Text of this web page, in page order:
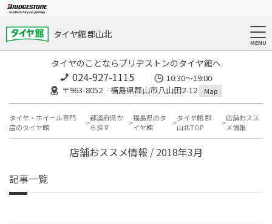
タイヤ館 郡山北
タイヤのことならブリヂストンのタイヤ館へ
024-927-1115
10:30〜19:00
〒963-8052 福島県郡山市八山田2-12
Map
タイヤ・ホイール専門
店のタイヤ館
都道府県か
ら探す
福島県のタ
イヤ館
タイヤ館 郡
山北TOP
店舗おスス
メ情報
店舗おススメ情報 / 2018年3月
記事一覧